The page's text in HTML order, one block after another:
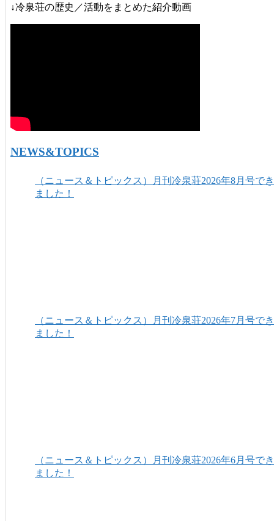
↓冷泉荘の歴史／活動をまとめた紹介動画
NEWS&TOPICS
（ニュース＆トピックス）月刊冷泉荘2026年8月号でき
ました！
（ニュース＆トピックス）月刊冷泉荘2026年7月号でき
ました！
（ニュース＆トピックス）月刊冷泉荘2026年6月号でき
ました！